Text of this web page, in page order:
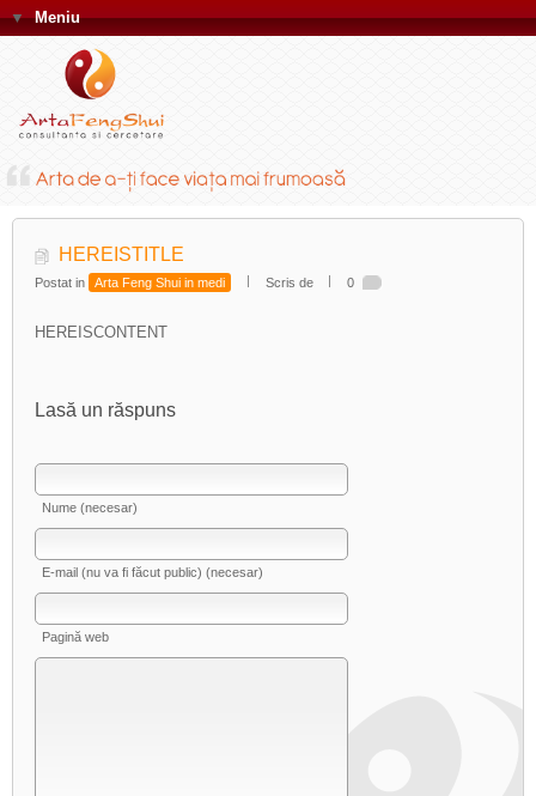
▼Meniu
HEREISTITLE
Postat in Arta Feng Shui in medi Scris de 0
HEREISCONTENT
Lasă un răspuns
Nume (necesar)
E-mail (nu va fi făcut public) (necesar)
Pagină web